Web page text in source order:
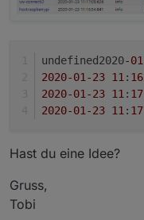
undefined2020-01
2020-01 -23 11 : 16
2020-01 -23 11 : 17
2020-01 -23 11 : 17
Hast du eine Idee?
Gruss,
Tobi